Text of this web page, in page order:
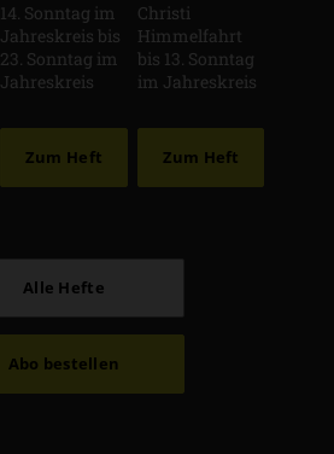
14. Sonntag im
Jahreskreis bis
23. Sonntag im
Jahreskreis
Zum Heft
Christi
Himmelfahrt
bis 13. Sonntag
im Jahreskreis
Zum Heft
Alle Hefte
Abo bestellen